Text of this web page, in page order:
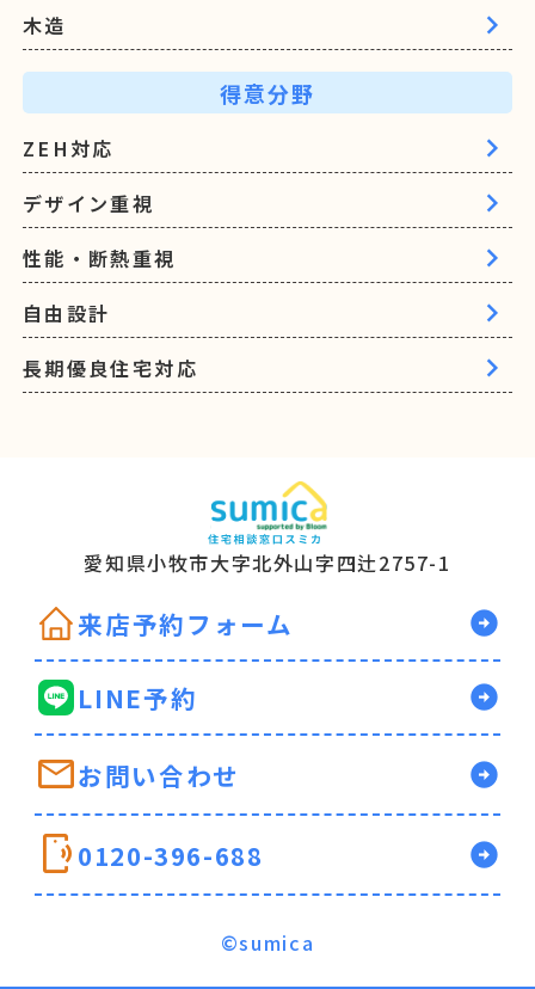
木造
得意分野
ZEH対応
デザイン重視
性能・断熱重視
自由設計
長期優良住宅対応
愛知県小牧市大字北外山字四辻2757-1
来店予約フォーム arrow_circle_right
LINE予約 arrow_circle_right
mailお問い合わせ arrow_circle_right
mobile_sound 0120-396-688 arrow_circle_right
©sumica